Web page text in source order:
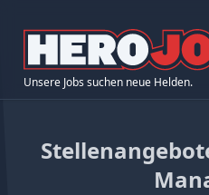
Unsere Jobs suchen neue Helden.